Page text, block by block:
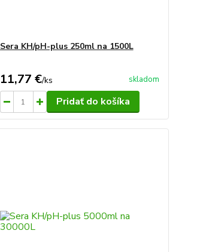
Sera KH/pH-plus 250ml na 1500L
11,77 €/ks skladom
Pridať do košíka